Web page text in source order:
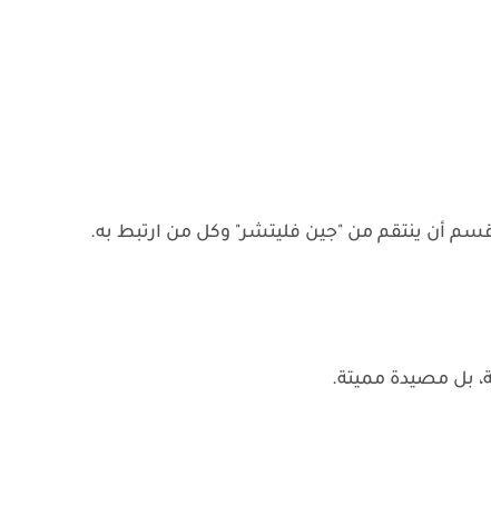
أن ينتقم من "جين فليتشر" وكل من ارتبط به.
بل مصيدة مميتة.